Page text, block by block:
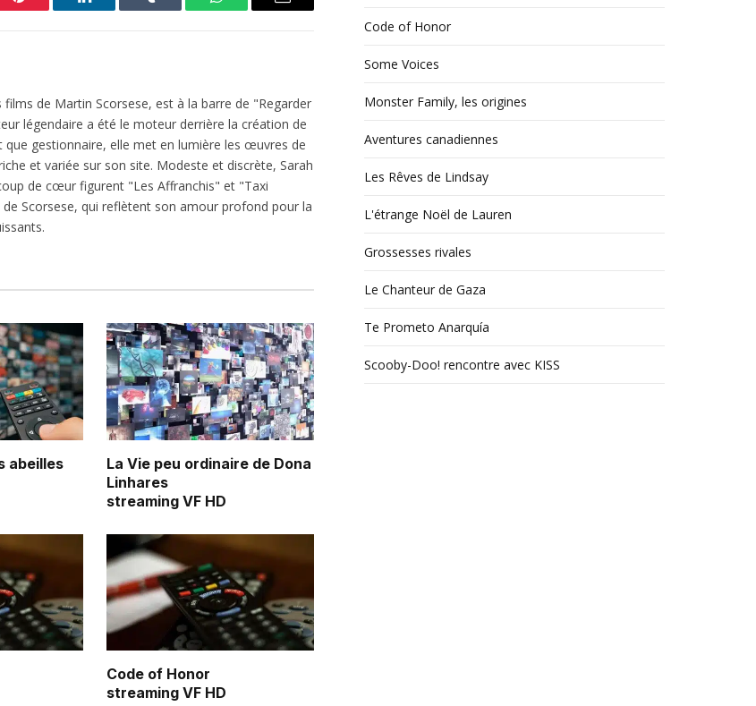
Pinterest LinkedIn Tumblr WhatsAppEmail
de Martin Scorsese, est à la barre de "Regarder
légendaire a été le moteur derrière la création de
gestionnaire, elle met en lumière les œuvres de
et variée sur son site. Modeste et discrète, Sarah
de cœur figurent "Les Affranchis" et "Taxi
Scorsese, qui reflètent son amour profond pour la
abeilles
La Vie peu ordinaire de Dona
Linhares
streaming VF HD
Code of Honor
streaming VF HD
Code of Honor
Some Voices
Monster Family, les origines
Aventures canadiennes
Les Rêves de Lindsay
L'étrange Noël de Lauren
Grossesses rivales
Le Chanteur de Gaza
Te Prometo Anarquía
Scooby-Doo! rencontre avec KISS